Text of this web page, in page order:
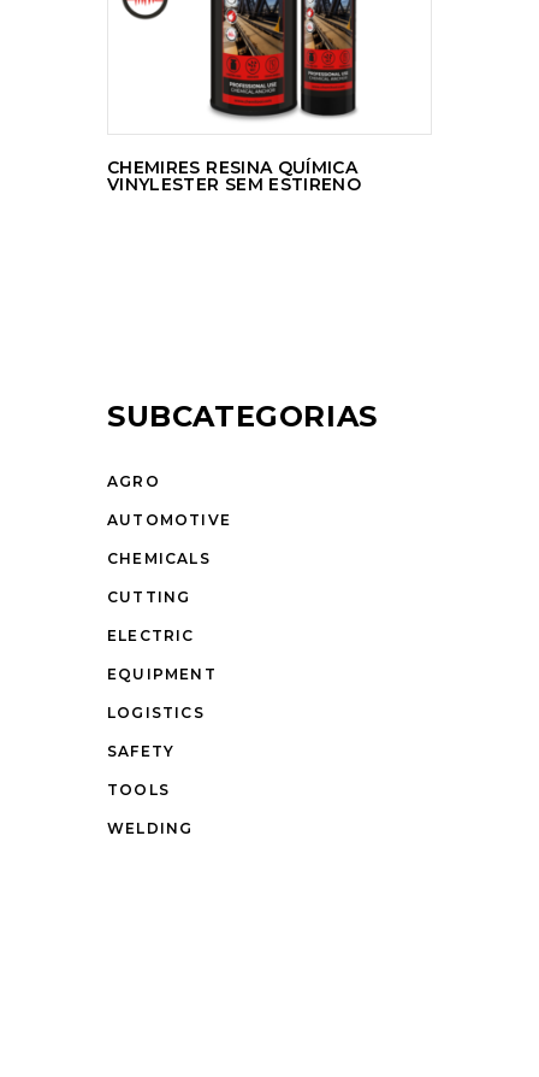
CHEMIRES RESINA QUÍMICA
VINYLESTER SEM ESTIRENO
SUBCATEGORIAS
AGRO
AUTOMOTIVE
CHEMICALS
CUTTING
ELECTRIC
EQUIPMENT
LOGISTICS
SAFETY
TOOLS
WELDING